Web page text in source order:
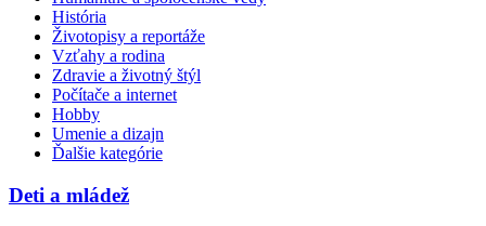
História
Životopisy a reportáže
Vzťahy a rodina
Zdravie a životný štýl
Počítače a internet
Hobby
Umenie a dizajn
Ďalšie kategórie
Deti a mládež